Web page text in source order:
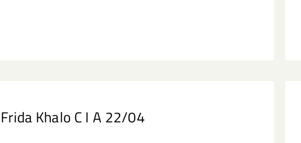
Frida Khalo C I A 22/04